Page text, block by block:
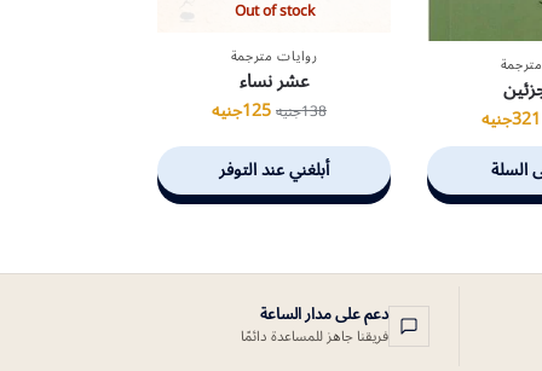
321جنيه
السلة
Out of stock
روايات مترجمة
عشر نساء
138جنيه125جنيه
أبلغني عند التوفر
دعم على مدار الساعة
فريقنا جاهز للمساعدة دائمًا